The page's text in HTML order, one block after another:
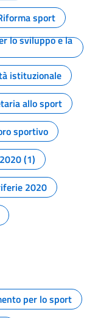
sport
lo sviluppo e la
istituzionale
allo sport
sportivo
(1)
2020
per lo sport